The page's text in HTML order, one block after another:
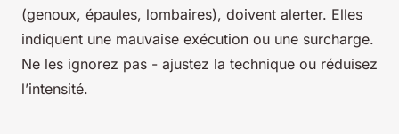
(genoux, épaules, lombaires), doivent alerter. Elles
indiquent une mauvaise exécution ou une surcharge.
Ne les ignorez pas - ajustez la technique ou réduisez
l’intensité.